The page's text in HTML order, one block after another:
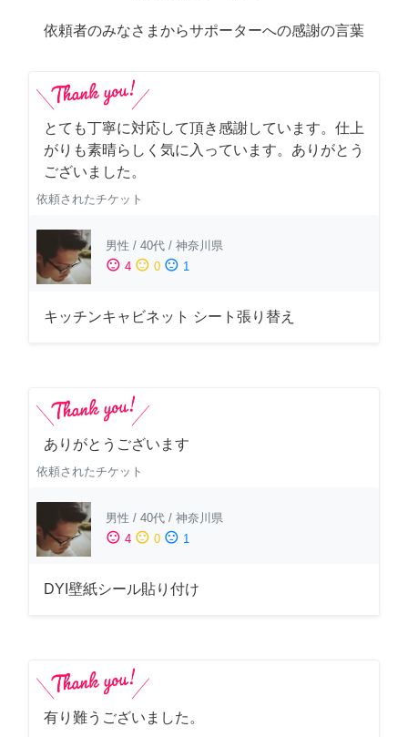
依頼者のみなさまからサポーターへの感謝の言葉
とても丁寧に対応して頂き感謝しています。仕上
がりも素晴らしく気に入っています。ありがとう
ございました。
依頼されたチケット
男性 / 40代 / 神奈川県
sentiment_satisfied 4 sentiment_neutral 0 sentiment_dissatisfied 1
キッチンキャビネット シート張り替え
ありがとうございます
依頼されたチケット
男性 / 40代 / 神奈川県
sentiment_satisfied 4 sentiment_neutral 0 sentiment_dissatisfied 1
DYI壁紙シール貼り付け
有り難うございました。